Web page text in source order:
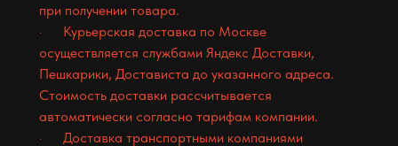
при получении товара.
· Курьерская доставка по Москве
осуществляется службами Яндекс Доставки,
Пешкарики, Достависта до указанного адреса.
Стоимость доставки рассчитывается
автоматически согласно тарифам компании.
· Доставка транспортными компаниями